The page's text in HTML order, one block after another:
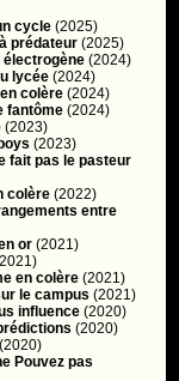
cycle (2025)
prédateur (2025)
électrogène (2024)
lycée (2024)
colère (2024)
fantôme (2024)
(2023)
(2023)
fait pas le pasteur
colère (2022)
entre
or (2021)
en colère (2021)
le campus (2021)
influence (2020)
(2020)
(2020)
Pouvez pas